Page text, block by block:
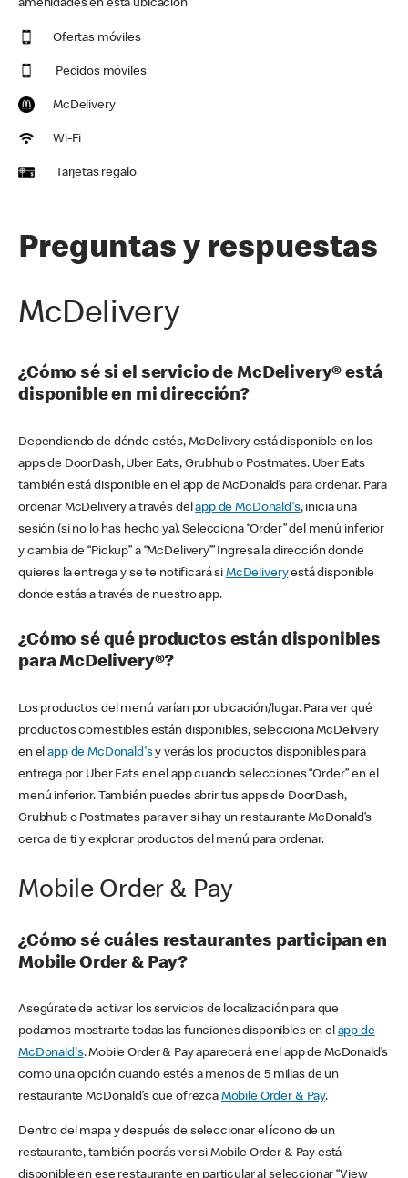
amenidades en esta ubicación
Ofertas móviles
Pedidos móviles
McDelivery
Wi-Fi
Tarjetas regalo
Preguntas y respuestas
McDelivery
¿Cómo sé si el servicio de McDelivery® está
disponible en mi dirección?
Dependiendo de dónde estés, McDelivery está disponible en los
apps de DoorDash, Uber Eats, Grubhub o Postmates. Uber Eats
también está disponible en el app de McDonald’s para ordenar. Para
ordenar McDelivery a través delapp de McDonald's, inicia una
sesión (si no lo has hecho ya). Selecciona “Order” del menú inferior
y cambia de “Pickup” a “McDelivery’” Ingresa la dirección donde
quieres la entrega y se te notificará si McDeliveryestá disponible
donde estás a través de nuestro app.
¿Cómo sé qué productos están disponibles
para McDelivery®?
Los productos del menú varían por ubicación/lugar. Para ver qué
productos comestibles están disponibles, selecciona McDelivery
en elapp de McDonald'sy verás los productos disponibles para
entrega por Uber Eats en el app cuando selecciones “Order” en el
menú inferior. También puedes abrir tus apps de DoorDash,
Grubhub o Postmates para ver si hay un restaurante McDonald’s
cerca de ti y explorar productos del menú para ordenar.
Mobile Order & Pay
¿Cómo sé cuáles restaurantes participan en
Mobile Order & Pay?
Asegúrate de activar los servicios de localización para que
podamos mostrarte todas las funciones disponibles en el app de
McDonald's. Mobile Order & Pay aparecerá en el app de McDonald’s
como una opción cuando estés a menos de 5 millas de un
restaurante McDonald’s que ofrezca Mobile Order & Pay.
Dentro del mapa y después de seleccionar el ícono de un
restaurante, también podrás ver si Mobile Order & Pay está